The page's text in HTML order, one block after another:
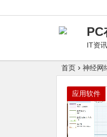
PC
IT资
首页 神经网
应用软件